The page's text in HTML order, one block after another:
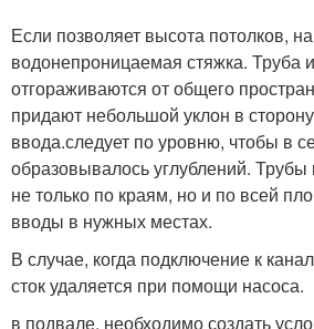
Если позволяет высота потолков,
водонепроницаемая стяжка. Труба
отгораживаются от общего
придают небольшой уклон в
ввода.следует по уровню, чтобы в
образовывалось углублений.
не только по краям, но и по всей
вводы в нужных местах.
В случае, когда подключение к
сток удаляется при помощи насоса.
в подвале, необходимо создать